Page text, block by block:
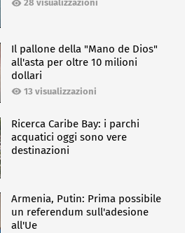
28 visualizzazioni
Il pallone della "Mano de Dios"
all'asta per oltre 10 milioni
dollari
13 visualizzazioni
Ricerca Caribe Bay: i parchi
acquatici oggi sono vere
destinazioni
Armenia, Putin: Prima possibile
un referendum sull'adesione
all'Ue